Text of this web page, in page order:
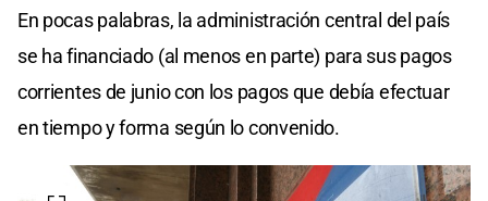
En pocas palabras, la administración central del país
se ha financiado (al menos en parte) para sus pagos
corrientes de junio con los pagos que debía efectuar
en tiempo y forma según lo convenido.